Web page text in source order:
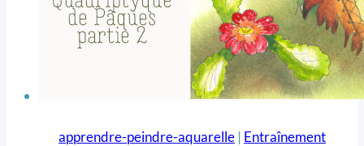
apprendre-peindre-aquarelle | Entraînement